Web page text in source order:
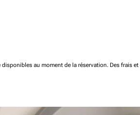
au moment de la réservation. Des frais